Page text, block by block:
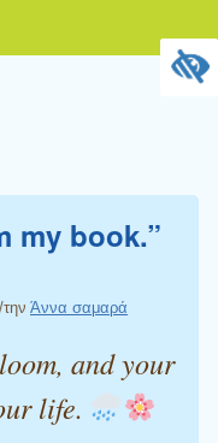
my book.”
Άννα σαμαρά
and your
life.